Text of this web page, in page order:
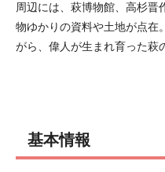
周辺には、萩博物館、高杉晋
物ゆかりの資料や土地が点在
がら、偉人が生まれ育った萩
基本情報